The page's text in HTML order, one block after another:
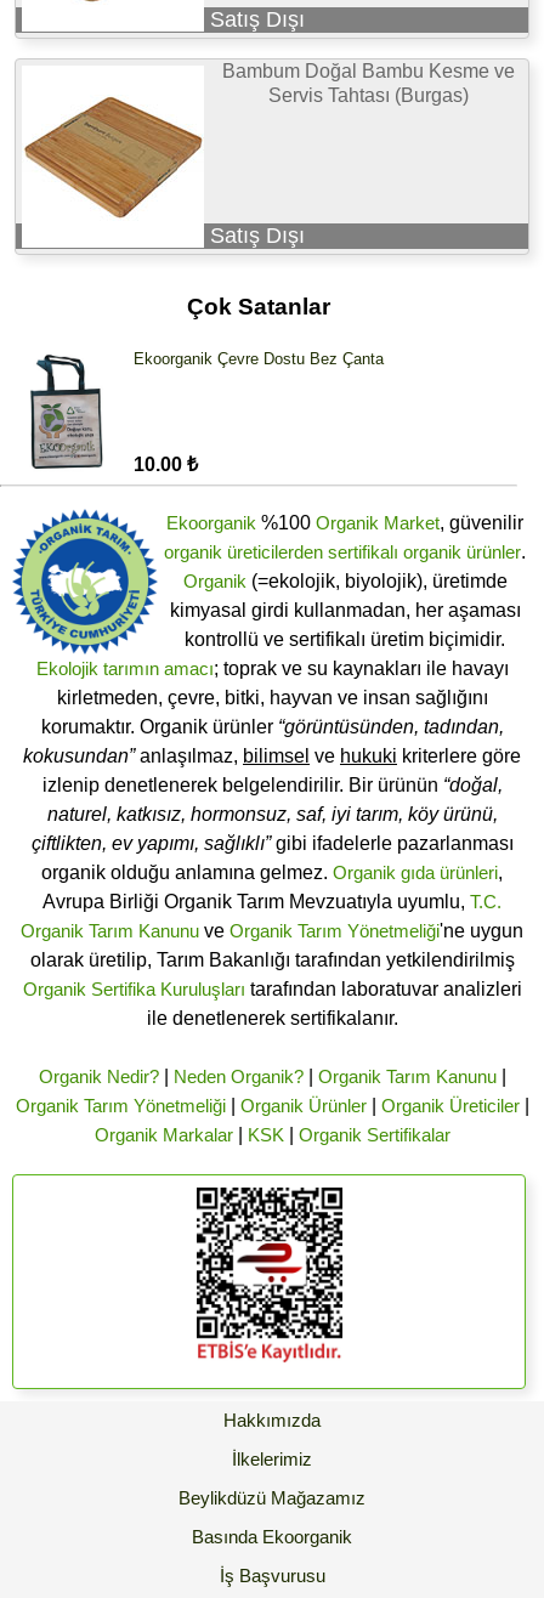
Satış Dışı
Bambum Doğal Bambu Kesme ve
Servis Tahtası (Burgas)
Satış Dışı
Çok Satanlar
Ekoorganik Çevre Dostu Bez Çanta
10.00 ₺
Ekoorganik %100 Organik Market, güvenilir
organik üreticilerden sertifikalı organik ürünler.
Organik (=ekolojik, biyolojik), üretimde
kimyasal girdi kullanmadan, her aşaması
kontrollü ve sertifikalı üretim biçimidir.
Ekolojik tarımın amacı; toprak ve su kaynakları ile havayı
kirletmeden, çevre, bitki, hayvan ve insan sağlığını
korumaktır. Organik ürünler “görüntüsünden, tadından,
kokusundan”anlaşılmaz, bilimsel ve hukuki kriterlere göre
izlenip denetlenerek belgelendirilir. Bir ürünün “doğal,
naturel, katkısız, hormonsuz, saf, iyi tarım, köy ürünü,
çiftlikten, ev yapımı, sağlıklı”gibi ifadelerle pazarlanması
organik olduğu anlamına gelmez. Organik gıda ürünleri,
Avrupa Birliği Organik Tarım Mevzuatıyla uyumlu, T.C.
Organik Tarım Kanunu ve Organik Tarım Yönetmeliği'ne uygun
olarak üretilip, Tarım Bakanlığı tarafından yetkilendirilmiş
Organik Sertifika Kuruluşları tarafından laboratuvar analizleri
ile denetlenerek sertifikalanır.
Organik Nedir?| Neden Organik?| Organik Tarım Kanunu|
Organik Tarım Yönetmeliği| Organik Ürünler| Organik Üreticiler|
Organik Markalar| KSK Organik Sertifikalar
Hakkımızda
İlkelerimiz
Beylikdüzü Mağazamız
Basında Ekoorganik
İş Başvurusu